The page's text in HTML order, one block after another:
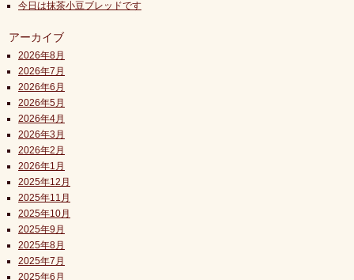
今日は抹茶小豆ブレッドです
アーカイブ
2026年8月
2026年7月
2026年6月
2026年5月
2026年4月
2026年3月
2026年2月
2026年1月
2025年12月
2025年11月
2025年10月
2025年9月
2025年8月
2025年7月
2025年6月